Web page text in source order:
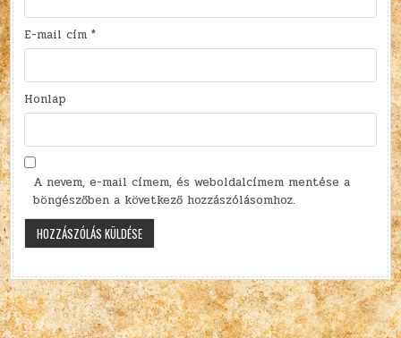
E-mail cím*
Honlap
A nevem, e-mail címem, és weboldalcímem mentése a
böngészőben a következő hozzászólásomhoz.